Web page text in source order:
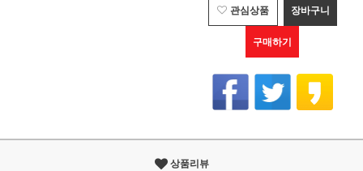
관심상품 장바구니
구매하기
상품리뷰